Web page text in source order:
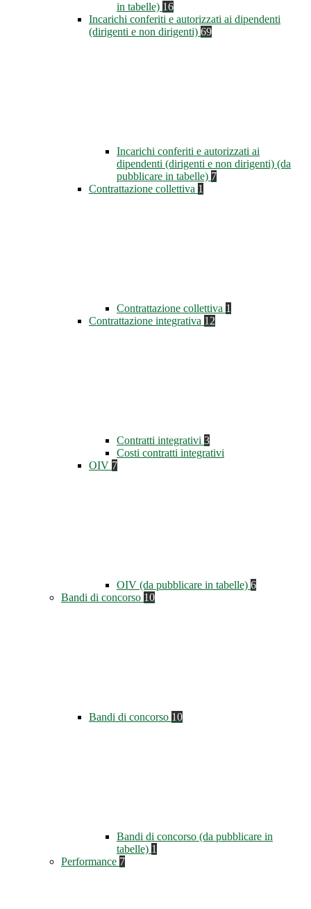
in tabelle) 16
Incarichi conferiti e autorizzati ai dipendenti
(dirigenti e non dirigenti) 69
Incarichi conferiti e autorizzati ai
dipendenti (dirigenti e non dirigenti) (da
pubblicare in tabelle) 7
Contrattazione collettiva 1
Contrattazione collettiva 1
Contrattazione integrativa 12
Contratti integrativi 3
Costi contratti integrativi
OIV 7
OIV (da pubblicare in tabelle) 6
Bandi di concorso 10
Bandi di concorso 10
Bandi di concorso (da pubblicare in
tabelle) 1
Performance 7